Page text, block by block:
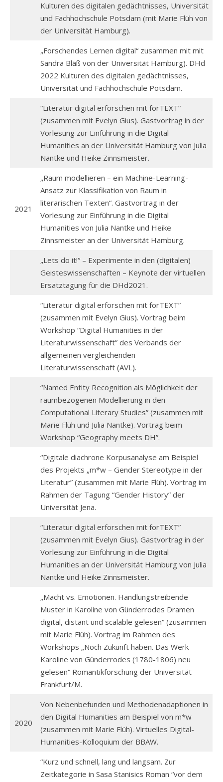
Kulturen des digitalen gedächtnisses, Universität
und Fachhochschule Potsdam (mit Marie Flüh von
der Universität Hamburg).
„Forschendes Lernen digital“ zusammen mit mit
Sandra Bläß von der Universität Hamburg). DHd
2022 Kulturen des digitalen gedächtnisses,
Universität und Fachhochschule Potsdam.
“Literatur digital erforschen mit forTEXT”
(zusammen mit Evelyn Gius). Gastvortrag in der
Vorlesung zur Einführung in die Digital
Humanities an der Universität Hamburg von Julia
Nantke und Heike Zinnsmeister.
2021
„Raum modellieren – ein Machine-Learning-
Ansatz zur Klassifikation von Raum in
literarischen Texten“. Gastvortrag in der
Vorlesung zur Einführung in die Digital
Humanities von Julia Nantke und Heike
Zinnsmeister an der Universität Hamburg.
„Lets do it!“ – Experimente in den (digitalen)
Geisteswissenschaften – Keynote der virtuellen
Ersatztagung für die DHd2021.
“Literatur digital erforschen mit forTEXT”
(zusammen mit Evelyn Gius). Vortrag beim
Workshop “Digital Humanities in der
Literaturwissenschaft” des Verbands der
allgemeinen vergleichenden
Literaturwissenschaft (AVL).
“Named Entity Recognition als Möglichkeit der
raumbezogenen Modellierung in den
Computational Literary Studies” (zusammen mit
Marie Flüh und Julia Nantke). Vortrag beim
Workshop “Geography meets DH”.
“Digitale diachrone Korpusanalyse am Beispiel
des Projekts „m*w – Gender Stereotype in der
Literatur” (zusammen mit Marie Flüh). Vortrag im
Rahmen der Tagung “Gender History” der
Universität Jena.
“Literatur digital erforschen mit forTEXT”
(zusammen mit Evelyn Gius). Gastvortrag in der
Vorlesung zur Einführung in die Digital
Humanities an der Universität Hamburg von Julia
Nantke und Heike Zinnsmeister.
„Macht vs. Emotionen. Handlungstreibende
Muster in Karoline von Günderrodes Dramen
digital, distant und scalable gelesen“ (zusammen
mit Marie Flüh). Vortrag im Rahmen des
Workshops „Noch Zukunft haben. Das Werk
Karoline von Günderrodes (1780-1806) neu
gelesen“ Romantikforschung der Universität
Frankfurt/M.
2020
Von Nebenbefunden und Methodenadaptionen in
den Digital Humanities am Beispiel von m*w
(zusammen mit Marie Flüh). Virtuelles Digital-
Humanities-Kolloquium der BBAW.
“Kurz und schnell, lang und langsam. Zur
Zeitkategorie in Sasa Stanisics Roman “vor dem